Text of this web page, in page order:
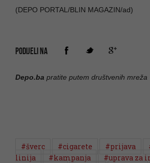
(DEPO PORTAL/BLIN MAGAZIN/ad)
PODIJELI NA
Depo.ba pratite putem društvenih mreža
#šverc #cigarete #prijava
linija
#kampanja
#uprava za